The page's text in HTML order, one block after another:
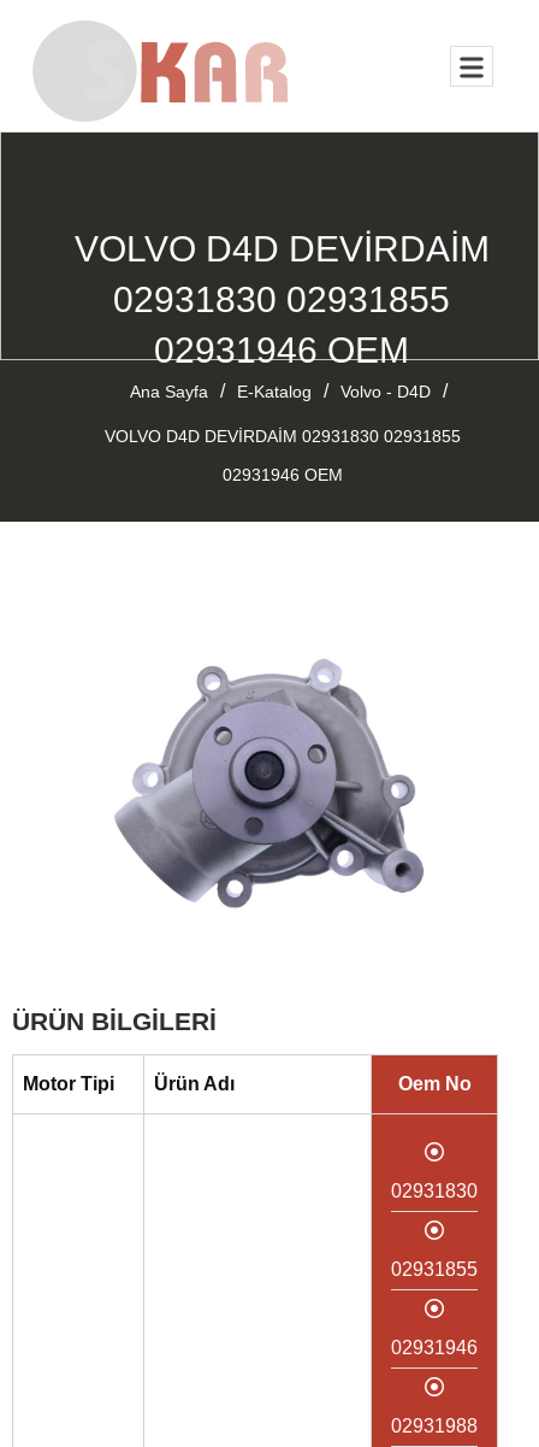
VOLVO D4D DEVİRDAİM
02931830 02931855
02931946 OEM
Ana Sayfa / E-Katalog / Volvo - D4D /
VOLVO D4D DEVİRDAİM 02931830 02931855
02931946 OEM
ÜRÜN BİLGİLERİ
Motor Tipi Ürün Adı Oem No
02931830
02931855
02931946
02931988